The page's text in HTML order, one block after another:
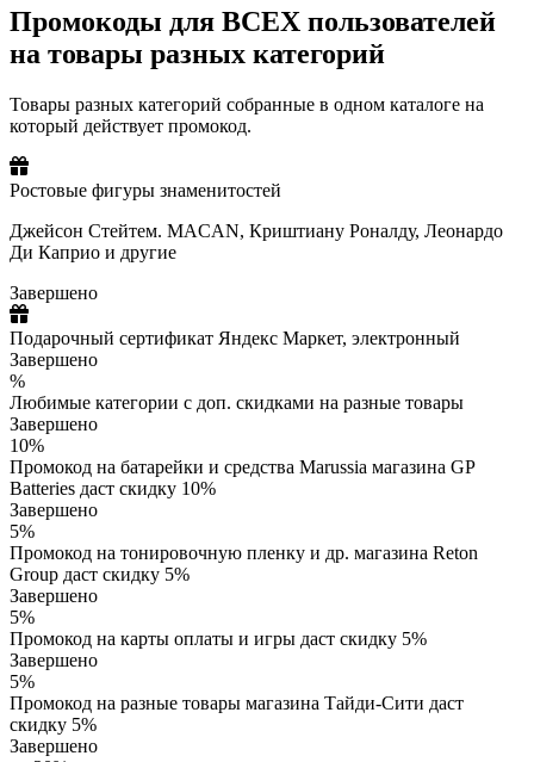
Промокоды для ВСЕХ пользователей
на товары разных категорий
Товары разных категорий собранные в одном каталоге на
который действует промокод.
Ростовые фигуры знаменитостей
Джейсон Стейтем. MACAN, Криштиану Роналду, Леонардо
Ди Каприо и другие
Завершено
Подарочный сертификат Яндекс Маркет, электронный
Завершено
%
Любимые категории с доп. скидками на разные товары
Завершено
10%
Промокод на батарейки и средства Marussia магазина GP
Batteries даст скидку 10%
Завершено
5%
Промокод на тонировочную пленку и др. магазина Reton
Group даст скидку 5%
Завершено
5%
Промокод на карты оплаты и игры даст скидку 5%
Завершено
5%
Промокод на разные товары магазина Тайди-Сити даст
скидку 5%
Завершено